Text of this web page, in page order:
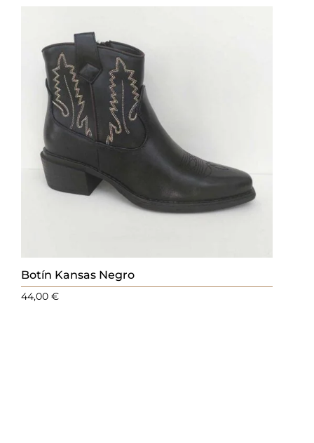
Botín Kansas Negro
44,00€